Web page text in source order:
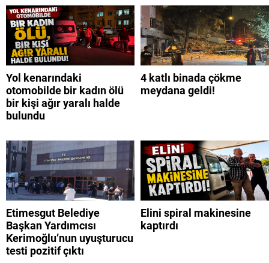
Yol kenarındaki
otomobilde bir kadın ölü
bir kişi ağır yaralı halde
bulundu
4 katlı binada çökme
meydana geldi!
Etimesgut Belediye
Başkan Yardımcısı
Kerimoğlu’nun uyuşturucu
testi pozitif çıktı
Elini spiral makinesine
kaptırdı